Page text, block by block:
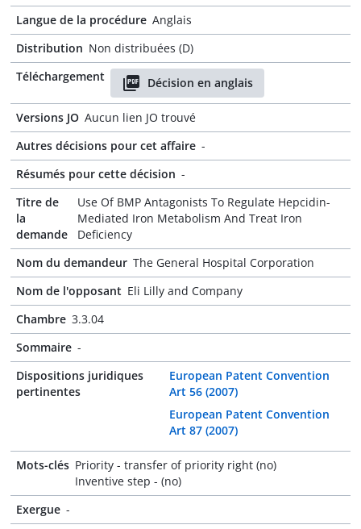
Langue de la procédure Anglais
Distribution Non distribuées (D)
Téléchargement
Décision en anglais
Versions JO Aucun lien JO trouvé
Autres décisions pour cet affaire -
Résumés pour cette décision -
Titre de
la
demande
Use Of BMP Antagonists To Regulate Hepcidin-
Mediated Iron Metabolism And Treat Iron
Deficiency
Nom du demandeur The General Hospital Corporation
Nom de l'opposant Eli Lilly and Company
Chambre 3.3.04
Sommaire -
Dispositions juridiques
pertinentes
European Patent Convention
Art 56 (2007)
European Patent Convention
Art 87 (2007)
Mots-clés Priority - transfer of priority right (no)
Inventive step - (no)
Exergue -